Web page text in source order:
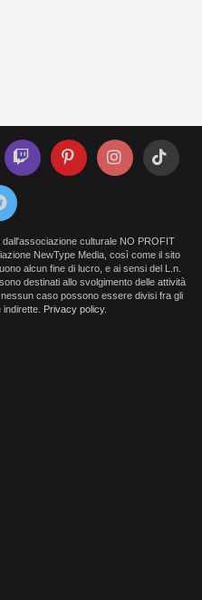
culturale NO PROFIT
NewType Media, così come il sito
alcun fine di lucro, e ai sensi del L.n.
destinati allo svolgimento delle attività
caso possono essere divisi fra gli
Privacy policy.